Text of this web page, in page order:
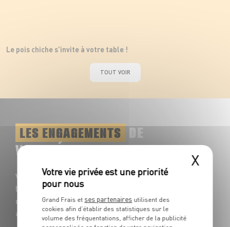
Le pois chiche s'invite à votre table !
TOUT VOIR
LES ENGAGEMENTS DE
VOTRE ÉPICIER
Votre rayon Épiceries vous propose toute
l'année une multitude de saveurs à
découvrir : plus de 1200 références
accompagnent vos repas du quotidien !
X
Grand Frais et ses partenaires utilisent des
cookies afin d’établir des statistiques sur le
volume des fréquentations, afficher de la publicité